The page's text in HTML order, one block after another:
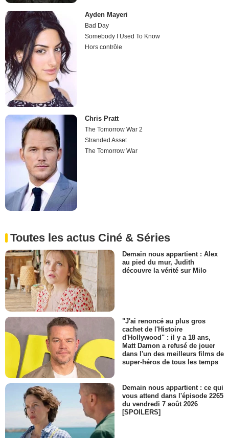
Ayden Mayeri
Bad Day
Somebody I Used To Know
Hors contrôle
Chris Pratt
The Tomorrow War 2
Stranded Asset
The Tomorrow War
Toutes les actus Ciné & Séries
Demain nous appartient : Alex
au pied du mur, Judith
découvre la vérité sur Milo
"J'ai renoncé au plus gros
cachet de l'Histoire
d'Hollywood" : il y a 18 ans,
Matt Damon a refusé de jouer
dans l'un des meilleurs films de
super-héros de tous les temps
Demain nous appartient : ce qui
vous attend dans l'épisode 2265
du vendredi 7 août 2026
[SPOILERS]